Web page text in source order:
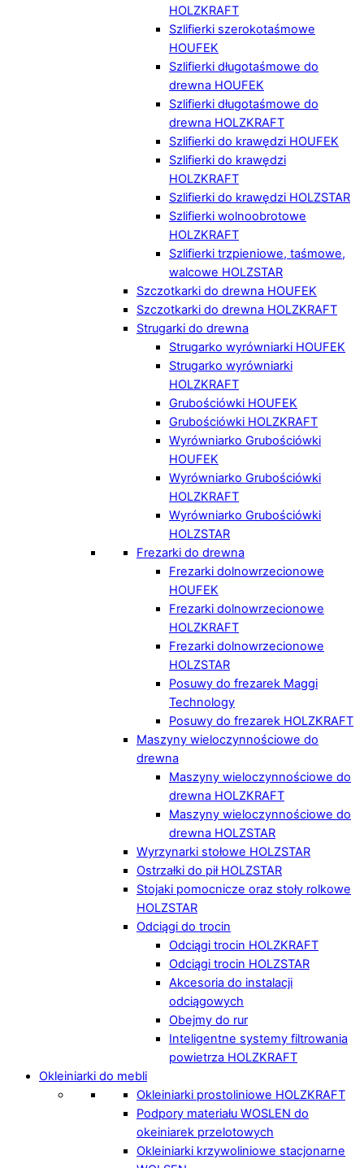
HOLZKRAFT
Szlifierki szerokotaśmowe
HOUFEK
Szlifierki długotaśmowe do
drewna HOUFEK
Szlifierki długotaśmowe do
drewna HOLZKRAFT
Szlifierki do krawędzi HOUFEK
Szlifierki do krawędzi
HOLZKRAFT
Szlifierki do krawędzi HOLZSTAR
Szlifierki wolnoobrotowe
HOLZKRAFT
Szlifierki trzpieniowe, taśmowe,
walcowe HOLZSTAR
Szczotkarki do drewna HOUFEK
Szczotkarki do drewna HOLZKRAFT
Strugarki do drewna
Strugarko wyrówniarki HOUFEK
Strugarko wyrówniarki
HOLZKRAFT
Grubościówki HOUFEK
Grubościówki HOLZKRAFT
Wyrówniarko Grubościówki
HOUFEK
Wyrówniarko Grubościówki
HOLZKRAFT
Wyrówniarko Grubościówki
HOLZSTAR
Frezarki do drewna
Frezarki dolnowrzecionowe
HOUFEK
Frezarki dolnowrzecionowe
HOLZKRAFT
Frezarki dolnowrzecionowe
HOLZSTAR
Posuwy do frezarek Maggi
Technology
Posuwy do frezarek HOLZKRAFT
Maszyny wieloczynnościowe do
drewna
Maszyny wieloczynnościowe do
drewna HOLZKRAFT
Maszyny wieloczynnościowe do
drewna HOLZSTAR
Wyrzynarki stołowe HOLZSTAR
Ostrzałki do pił HOLZSTAR
Stojaki pomocnicze oraz stoły rolkowe
HOLZSTAR
Odciągi do trocin
Odciągi trocin HOLZKRAFT
Odciągi trocin HOLZSTAR
Akcesoria do instalacji
odciągowych
Obejmy do rur
Inteligentne systemy filtrowania
powietrza HOLZKRAFT
Okleiniarki do mebli
Okleiniarki prostoliniowe HOLZKRAFT
Podpory materiału WOSLEN do
okeiniarek przelotowych
Okleiniarki krzywoliniowe stacjonarne